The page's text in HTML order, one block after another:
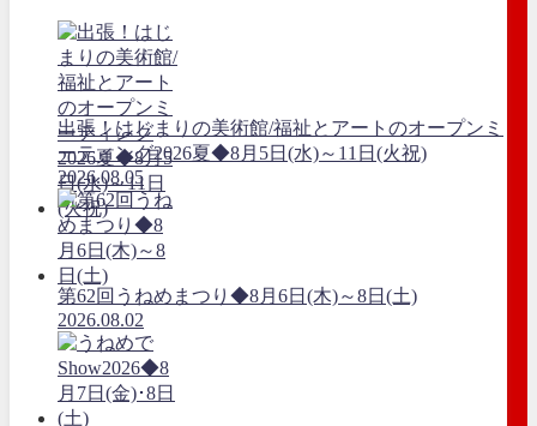
出張！はじまりの美術館/福祉とアートのオープンミ
ーティング2026夏◆8月5日(水)～11日(火祝)
2026.08.05
第62回うねめまつり◆8月6日(木)～8日(土)
2026.08.02